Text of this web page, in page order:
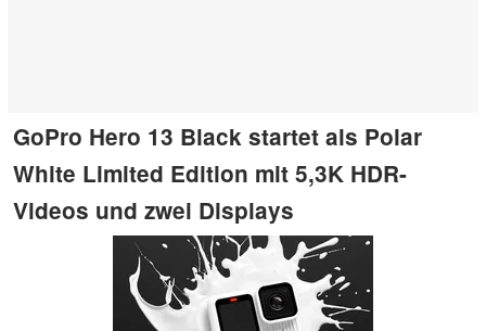
GoPro Hero 13 Black startet als Polar
White Limited Edition mit 5,3K HDR-
Videos und zwei Displays